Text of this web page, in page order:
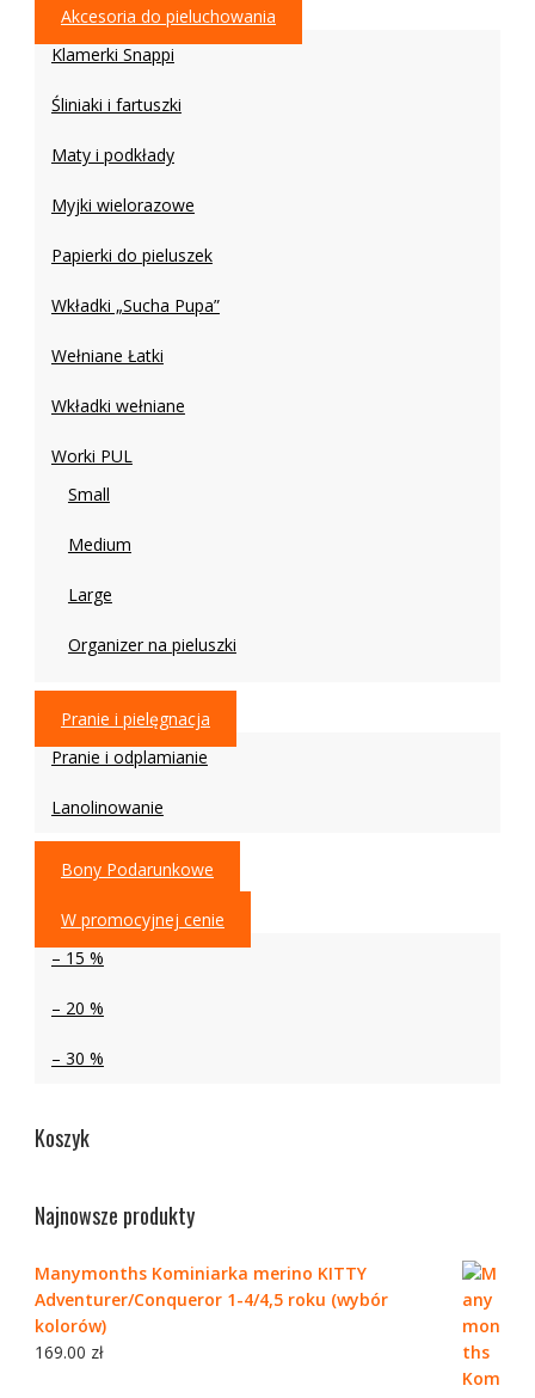
Akcesoria do pieluchowania
Klamerki Snappi
Śliniaki i fartuszki
Maty i podkłady
Myjki wielorazowe
Papierki do pieluszek
Wkładki „Sucha Pupa”
Wełniane Łatki
Wkładki wełniane
Worki PUL
Small
Medium
Large
Organizer na pieluszki
Pranie i pielęgnacja
Pranie i odplamianie
Lanolinowanie
Bony Podarunkowe
W promocyjnej cenie
– 15 %
– 20 %
– 30 %
Koszyk
Najnowsze produkty
Manymonths Kominiarka merino KITTY
Adventurer/Conqueror 1-4/4,5 roku (wybór
kolorów)
169.00 zł